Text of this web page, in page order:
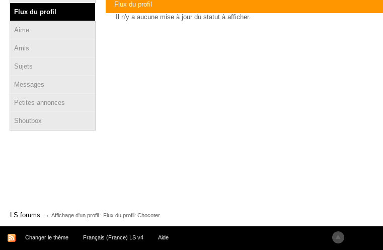
Flux du profil
Aime
Amis
Sujets
Messages
Petites annonces
Shoutbox
Flux du profil
Il n'y a aucune mise à jour du statut à afficher.
LS forums → Affichage d'un profil : Flux du profil: Chocoter
Changer le thème Français (France) LS v4 Aide